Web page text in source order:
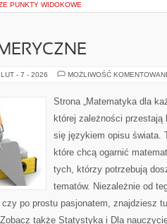
PUNKTY WIDOKOWE
LUT - 7 - 2026 MOŻLIWOŚĆ
Strona „Matematyka dla
której zależności
się językiem opisu świata.
które chcą ogarnić
tych, którzy potrzebują
tematów. Niezależnie od
po prostu pasjonatem, znajdziesz
także Statystyka i Dla